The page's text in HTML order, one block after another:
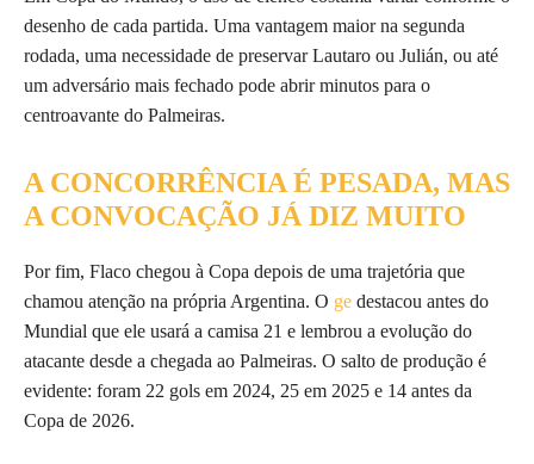
desenho de cada partida. Uma vantagem maior na segunda
rodada, uma necessidade de preservar Lautaro ou Julián, ou até
um adversário mais fechado pode abrir minutos para o
centroavante do Palmeiras.
A CONCORRÊNCIA É PESADA, MAS
A CONVOCAÇÃO JÁ DIZ MUITO
Por fim, Flaco chegou à Copa depois de uma trajetória que
chamou atenção na própria Argentina. O ge destacou antes do
Mundial que ele usará a camisa 21 e lembrou a evolução do
atacante desde a chegada ao Palmeiras. O salto de produção é
evidente: foram 22 gols em 2024, 25 em 2025 e 14 antes da
Copa de 2026.